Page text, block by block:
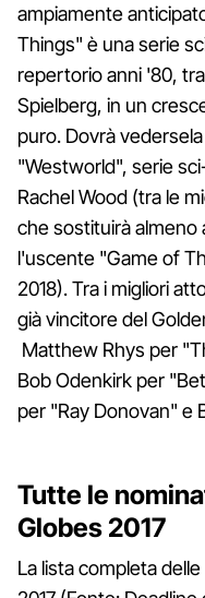
ampiamente
Things" è una serie
repertorio anni '80,
Spielberg, in un
puro. Dovrà
"Westworld", serie
Rachel Wood (tra le
che sostituirà almeno
l'uscente "Game of
2018). Tra i migliori
già vincitore del
Matthew Rhys per
Bob Odenkirk per
per "Ray Donovan" e
Tutte le
Globes 2017
La lista completa